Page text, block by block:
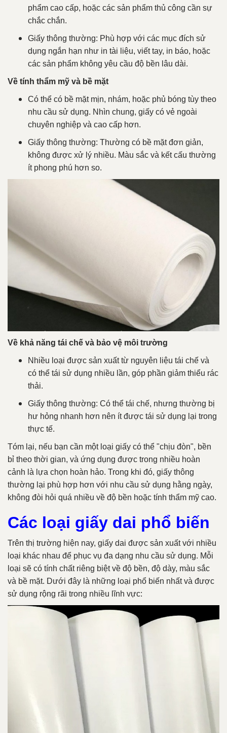
phẩm cao cấp, hoặc các sản phẩm thủ công cần sự
chắc chắn.
Giấy thông thường: Phù hợp với các mục đích sử
dụng ngắn hạn như in tài liệu, viết tay, in báo, hoặc
các sản phẩm không yêu cầu độ bền lâu dài.
Về tính thẩm mỹ và bề mặt
Có thể có bề mặt mịn, nhám, hoặc phủ bóng tùy theo
nhu cầu sử dụng. Nhìn chung, giấy có vẻ ngoài
chuyên nghiệp và cao cấp hơn.
Giấy thông thường: Thường có bề mặt đơn giản,
không được xử lý nhiều. Màu sắc và kết cấu thường
ít phong phú hơn so.
Về khả năng tái chế và bảo vệ môi trường
Nhiều loại được sản xuất từ nguyên liệu tái chế và
có thể tái sử dụng nhiều lần, góp phần giảm thiểu rác
thải.
Giấy thông thường: Có thể tái chế, nhưng thường bị
hư hỏng nhanh hơn nên ít được tái sử dụng lại trong
thực tế.
Tóm lại, nếu bạn cần một loại giấy có thể "chịu đòn", bền
bỉ theo thời gian, và ứng dụng được trong nhiều hoàn
cảnh là lựa chọn hoàn hảo. Trong khi đó, giấy thông
thường lại phù hợp hơn với nhu cầu sử dụng hằng ngày,
không đòi hỏi quá nhiều về độ bền hoặc tính thẩm mỹ cao.
Các loại giấy dai phổ biến
Trên thị trường hiện nay, giấy dai được sản xuất với nhiều
loại khác nhau để phục vụ đa dạng nhu cầu sử dụng. Mỗi
loại sẽ có tính chất riêng biệt về độ bền, độ dày, màu sắc
và bề mặt. Dưới đây là những loại phổ biến nhất và được
sử dụng rộng rãi trong nhiều lĩnh vực: